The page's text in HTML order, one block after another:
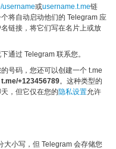
username或username.t.me链
将自动启动他们的 Telegram 应
链接，将它们写在名片上或放
通过 Telegram 联系您。
号码，您还可以创建一个 t.me
t.me/+123456789。这种类型的
，但它仅在您的隐私设置允许
大小写，但 Telegram 会存储您